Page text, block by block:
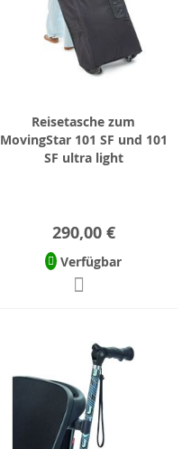
Reisetasche zum
MovingStar 101 SF und 101
SF ultra light
290,00 €
Verfügbar